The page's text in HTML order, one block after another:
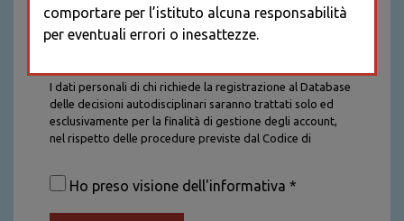
I dati personali di chi richiede la registrazione al Database
delle decisioni autodisciplinari saranno trattati solo ed
esclusivamente per la finalità di gestione degli account,
nel rispetto delle procedure previste dal Codice di
saranno trattati con tutte le cautele richieste dalla legge e
saranno conservati per la durata stabilita caso per caso
Ho preso visione dell'informativa *
comportare per l’istituto alcuna responsabilità
per eventuali errori o inesattezze.